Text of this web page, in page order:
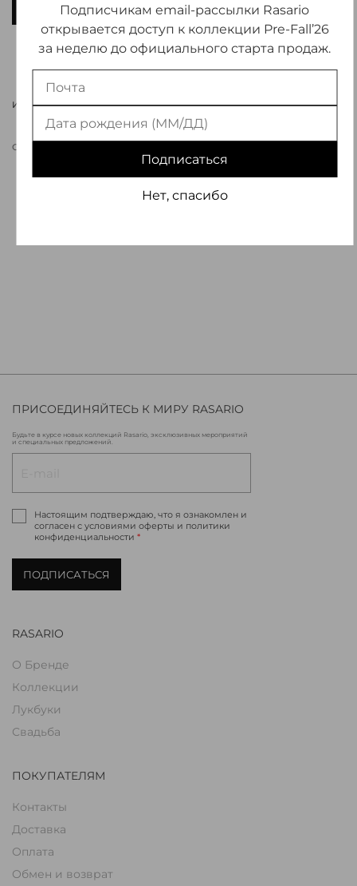
В КОРЗИНУ
ДОБАВИТЬ В ИЗБРАННОЕ
ИНФОРМАЦИЯ О ТОВАРЕ
СВЯЗАТЬСЯ С МЕНЕДЖЕРОМ
RASARIO
О Бренде
Коллекции
Лукбуки
Свадьба
ПОКУПАТЕЛЯМ
Контакты
Доставка
Оплата
Обмен и возврат
ПРИСОЕДИНЯЙТЕСЬ К МИРУ RASARIO
Будьте в курсе новых коллекций Rasario, эксклюзивных мероприятий
и специальных предложений.
Настоящим подтверждаю, что я ознакомлен и
согласен с условиями оферты и политики
конфиденциальности *
ПОДПИСАТЬСЯ
Подписчикам email-рассылки Rasario
открывается доступ к коллекции Pre-Fall’26
за неделю до официального старта продаж.
Подписаться
Нет, спасибо